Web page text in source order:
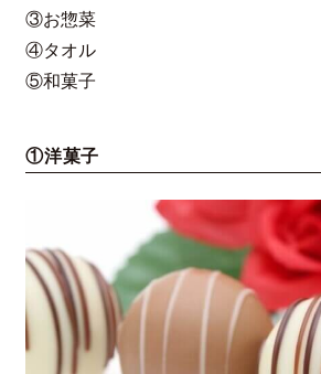
③お惣菜
④タオル
⑤和菓子
①洋菓子